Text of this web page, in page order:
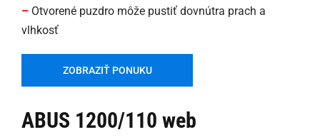
– Otvorené puzdro môže pustiť dovnútra prach a
vlhkosť
ZOBRAZIŤ PONUKU
ABUS 1200/110 web